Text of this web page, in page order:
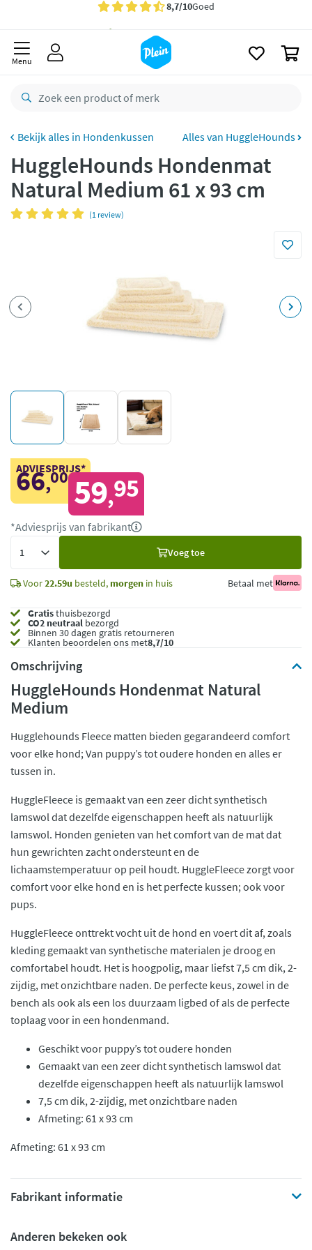
Gratisbezorging vanaf 35,- *
besteld,
retourneren
CO2 neutraal bezorgd
Betaal met Klarna
Menu
Hondenkussen Alles van HuggleHounds
HuggleHounds Hondenmat
Natural Medium 61 x 93 cm
(1 review)
ADVIESPRIJS*
66,00 59,95
*Adviesprijs van fabrikant
Voeg toe
Voor22.59u besteld, morgen in huis Betaal met
Gratisthuisbezorgd
CO2 neutraal bezorgd
Binnen 30 dagen gratis retourneren
Klanten beoordelen ons met8,7/10
Omschrijving
HuggleHounds Hondenmat Natural
Medium
Hugglehounds Fleece matten bieden gegarandeerd comfort
voor elke hond; Van puppy’s tot oudere honden en alles er
tussen in.
HuggleFleece is gemaakt van een zeer dicht synthetisch
lamswol dat dezelfde eigenschappen heeft als natuurlijk
lamswol. Honden genieten van het comfort van de mat dat
hun gewrichten zacht ondersteunt en de
lichaamstemperatuur op peil houdt. HuggleFleece zorgt voor
comfort voor elke hond en is het perfecte kussen; ook voor
pups.
HuggleFleece onttrekt vocht uit de hond en voert dit af, zoals
kleding gemaakt van synthetische materialen je droog en
comfortabel houdt. Het is hoogpolig, maar liefst 7,5 cm dik, 2-
zijdig, met onzichtbare naden. De perfecte keus, zowel in de
bench als ook als een los duurzaam ligbed of als de perfecte
toplaag voor in een hondenmand.
Geschikt voor puppy’s tot oudere honden
Gemaakt van een zeer dicht synthetisch lamswol dat
dezelfde eigenschappen heeft als natuurlijk lamswol
7,5 cm dik, 2-zijdig, met onzichtbare naden
Afmeting: 61 x 93 cm
Afmeting: 61 x 93 cm
Fabrikant informatie
Anderen bekeken ook